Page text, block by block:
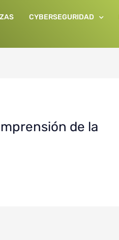
CYBERSEGURIDAD
de la